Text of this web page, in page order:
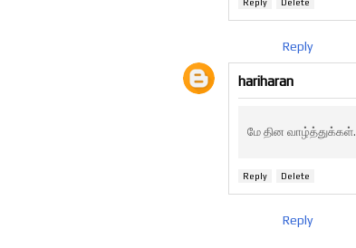
Reply Delete
Reply
hariharan
மே தின வாழ்த்துக்கள்.
Reply Delete
Reply